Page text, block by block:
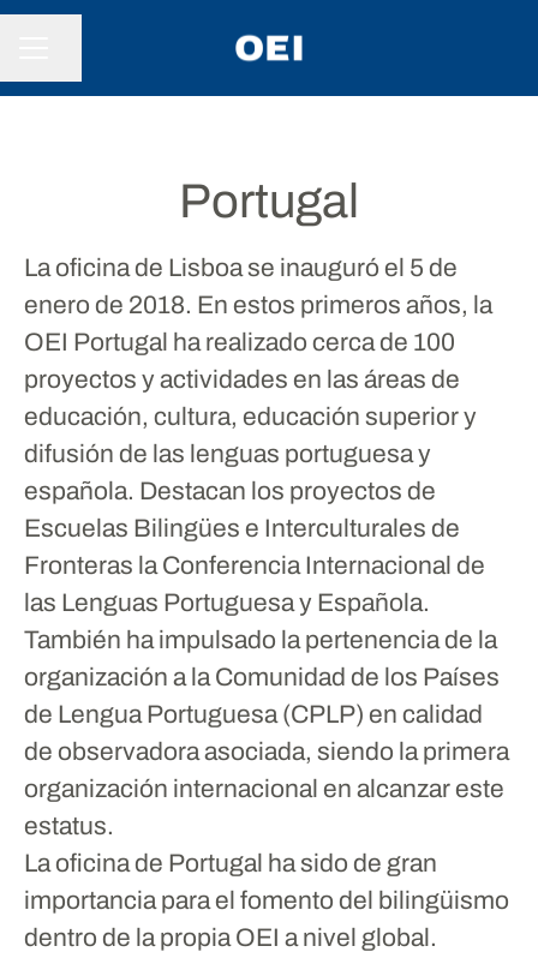
Portugal
La oficina de Lisboa se inauguró el 5 de
enero de 2018. En estos primeros años, la
OEI Portugal ha realizado cerca de 100
proyectos y actividades en las áreas de
educación, cultura, educación superior y
difusión de las lenguas portuguesa y
española. Destacan los proyectos de
Escuelas Bilingües e Interculturales de
Fronteras la Conferencia Internacional de
las Lenguas Portuguesa y Española.
También ha impulsado la pertenencia de la
organización a la Comunidad de los Países
de Lengua Portuguesa (CPLP) en calidad
de observadora asociada, siendo la primera
organización internacional en alcanzar este
estatus.
La oficina de Portugal ha sido de gran
importancia para el fomento del bilingüismo
dentro de la propia OEI a nivel global.